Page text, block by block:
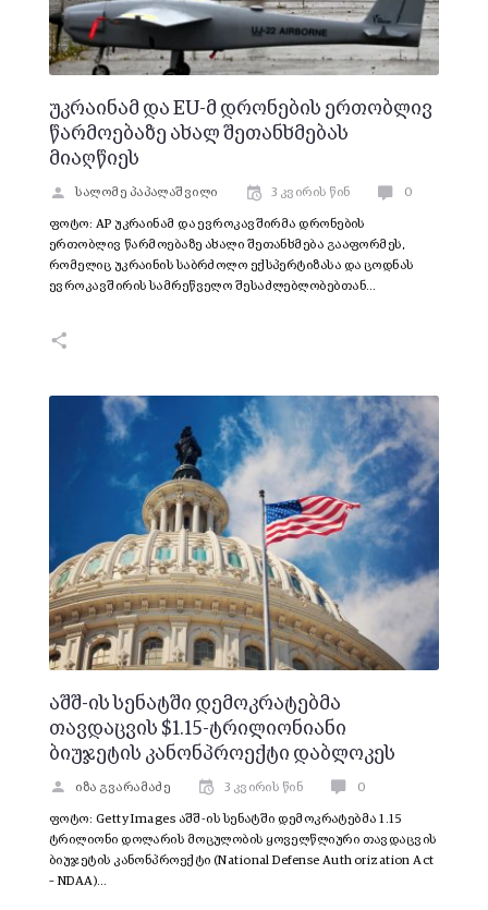
უკრაინამ და EU-მ დრონების ერთობლივ
წარმოებაზე ახალ შეთანხმებას
მიაღწიეს
სალომე პაპალაშვილი 3 კვირის წინ 0
ფოტო: AP უკრაინამ და ევროკავშირმა დრონების
ერთობლივ წარმოებაზე ახალი შეთანხმება გააფორმეს,
რომელიც უკრაინის საბრძოლო ექსპერტიზასა და ცოდნას
ევროკავშირის სამრეწველო შესაძლებლობებთან…
აშშ-ის სენატში დემოკრატებმა
თავდაცვის $1.15-ტრილიონიანი
ბიუჯეტის კანონპროექტი დაბლოკეს
იზა გვარამაძე 3 კვირის წინ 0
ფოტო: Getty Images აშშ-ის სენატში დემოკრატებმა 1.15
ტრილიონი დოლარის მოცულობის ყოველწლიური თავდაცვის
ბიუჯეტის კანონპროექტი (National Defense Authorization Act
– NDAA)…